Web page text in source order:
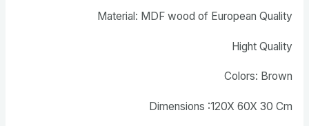
Material: MDF wood of European Quality
Hight Quality
Colors: Brown
Dimensions :120X 60X 30 Cm